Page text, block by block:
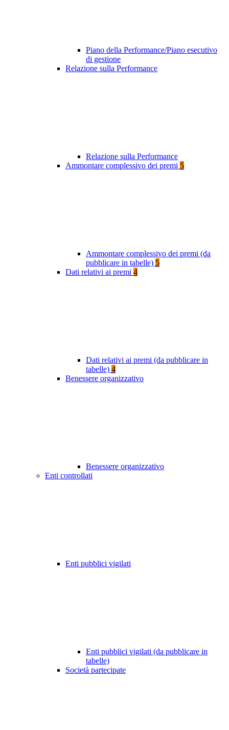
Piano della Performance/Piano esecutivo
di gestione
Relazione sulla Performance
Relazione sulla Performance
Ammontare complessivo dei premi 5
Ammontare complessivo dei premi (da
pubblicare in tabelle) 5
Dati relativi ai premi 4
Dati relativi ai premi (da pubblicare in
tabelle) 4
Benessere organizzativo
Benessere organizzativo
Enti controllati
Enti pubblici vigilati
Enti pubblici vigilati (da pubblicare in
tabelle)
Società partecipate